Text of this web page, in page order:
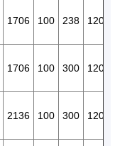
1706 100 238 120
1706 100 300 120
2136 100 300 120